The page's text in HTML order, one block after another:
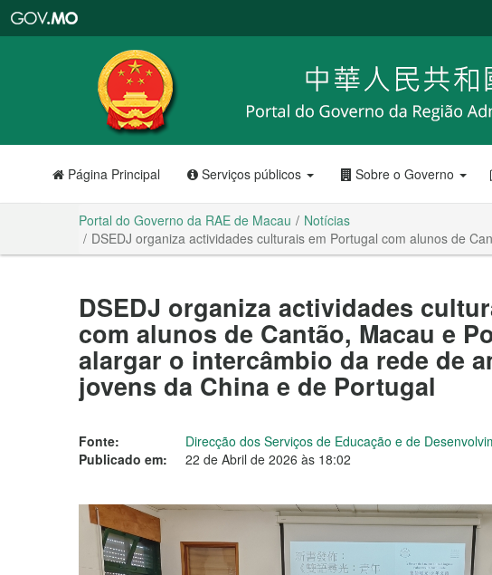
RAE
de
Macau
Página Principal Serviços públicos Sobre o Governo
Portal do Governo da RAE de Macau
Notícias
DSEDJ organiza actividades culturais em Portugal com alunos de
DSEDJ organiza actividades
com alunos de Cantão, Macau e
alargar o intercâmbio da rede de
jovens da China e de Portugal
Fonte:
Direcção dos Serviços de Educação e de
Publicado em:
22 de Abril de 2026 às 18:02